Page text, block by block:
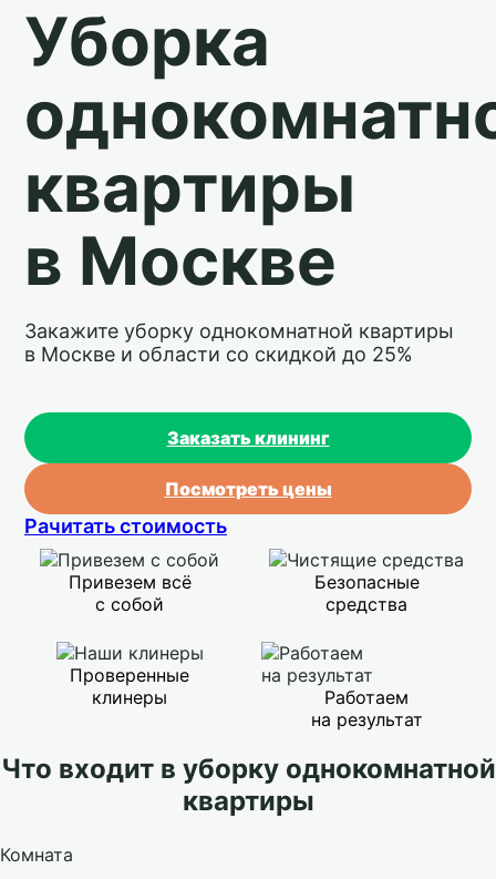
Уборка
квартиры
в Москве
Закажите уборку однокомнатной квартиры
в Москве и области со скидкой до 25%
Заказать клининг
Посмотреть цены
Рачитать стоимость
Привезем всё
с собой
Безопасные
средства
Проверенные
клинеры
Работаем
на результат
Что входит в уборку однокомнатной
квартиры
Комната